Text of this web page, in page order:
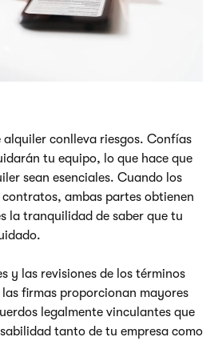
alquiler conlleva riesgos. Confías
tu equipo, lo que hace que
sean esenciales. Cuando los
ambas partes obtienen
la tranquilidad de saber que tu
y las revisiones de los términos
firmas proporcionan mayores
legalmente vinculantes que
tanto de tu empresa como